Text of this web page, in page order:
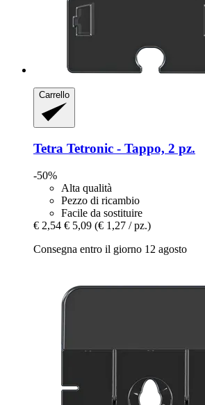
Carrello
Tetra Tetronic -​ Tappo, 2 pz.
-50%
Alta qualità
Pezzo di ricambio
Facile da sostituire
€ 2,54 € 5,09 (€ 1,27 / pz.)
Consegna entro il giorno 12 agosto